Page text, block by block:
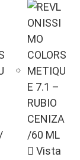
Vista